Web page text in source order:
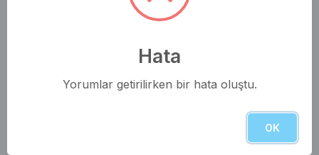
Genel Olanaklar
Hata
Yorumlar getirilirken bir hata oluştu.
OK